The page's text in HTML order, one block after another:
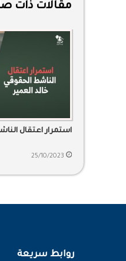
مقالات ذات
استمرار اعتقال
25/10/2023
روابط سريعة